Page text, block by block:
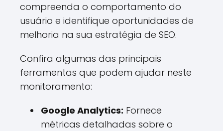
compreenda o comportamento do
usuário e identifique oportunidades de
melhoria na sua estratégia de SEO.
Confira algumas das principais
ferramentas que podem ajudar neste
monitoramento:
Google Analytics: Fornece
métricas detalhadas sobre o